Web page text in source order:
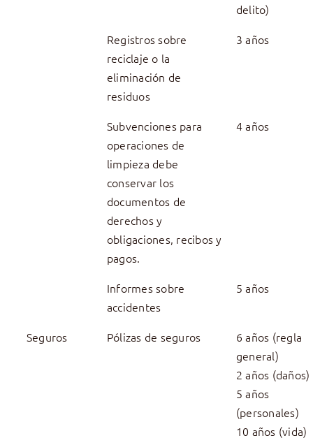
delito)
Registros sobre
reciclaje o la
eliminación de
residuos
3 años
Subvenciones para
operaciones de
limpieza debe
conservar los
documentos de
derechos y
obligaciones, recibos y
pagos.
4 años
Informes sobre
accidentes
5 años
Seguros Pólizas de seguros
6 años (regla
general)
2 años (daños)
5 años
(personales)
10 años (vida)